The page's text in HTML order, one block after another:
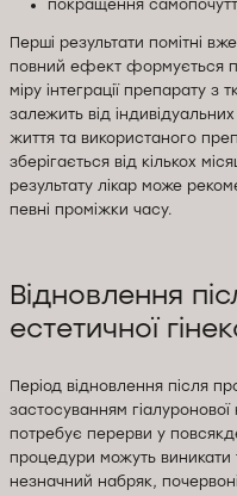
покращення
Перші результати помітні
повний ефект формується
міру інтеграції препарату з
залежить від
життя та використаного
зберігається від кількох
результату лікар може
певні проміжки часу.
Відновлення
естетичної
Період відновлення після
застосуванням
потребує перерви у
процедури можуть виникати
незначний набряк,